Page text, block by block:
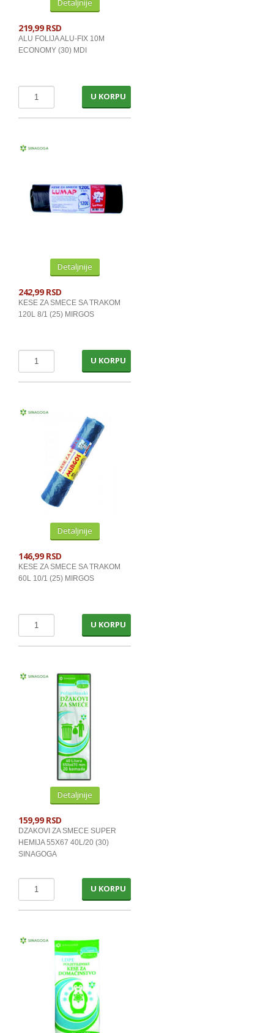
Detaljnije
219,99 RSD
ALU FOLIJA ALU-FIX 10M
ECONOMY (30) MDI
U KORPU
Detaljnije
242,99 RSD
KESE ZA SMECE SA TRAKOM
120L 8/1 (25) MIRGOS
U KORPU
Detaljnije
146,99 RSD
KESE ZA SMECE SA TRAKOM
60L 10/1 (25) MIRGOS
U KORPU
Detaljnije
159,99 RSD
DZAKOVI ZA SMECE SUPER
HEMIJA 55X67 40L/20 (30)
SINAGOGA
U KORPU